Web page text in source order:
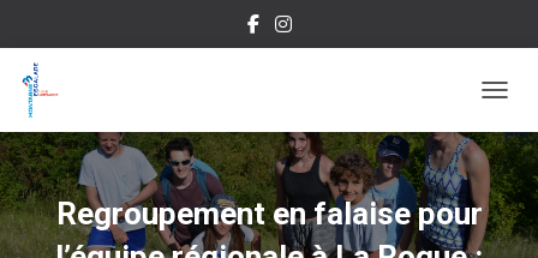
Regroupement en falaise pour